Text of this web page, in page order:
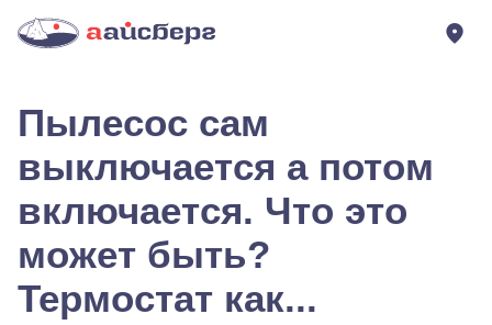
Пылесос сам
выключается а потом
включается. Что это
может быть?
Термостат как...